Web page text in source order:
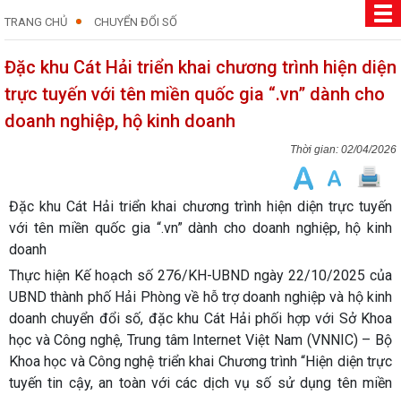
TRANG CHỦ CHUYỂN ĐỔI SỐ
Đặc khu Cát Hải triển khai chương trình hiện diện
trực tuyến với tên miền quốc gia “.vn” dành cho
doanh nghiệp, hộ kinh doanh
02/04/2026
Đặc khu Cát Hải triển khai chương trình hiện diện trực tuyến
với tên miền quốc gia “.vn” dành cho doanh nghiệp, hộ kinh
doanh
Thực hiện Kế hoạch số 276/KH-UBND ngày 22/10/2025 của
UBND thành phố Hải Phòng về hỗ trợ doanh nghiệp và hộ kinh
doanh chuyển đổi số, đặc khu Cát Hải phối hợp với Sở Khoa
học và Công nghệ, Trung tâm Internet Việt Nam (VNNIC) – Bộ
Khoa học và Công nghệ triển khai Chương trình“Hiện diện trực
tuyến tin cậy, an toàn với các dịch vụ số sử dụng tên miền